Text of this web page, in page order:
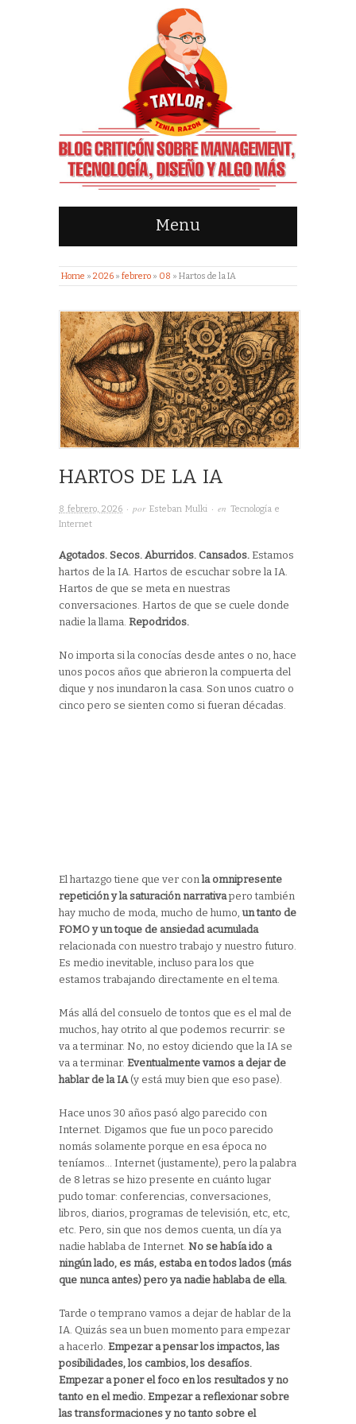
Menu
Home » 2026 » febrero » 08 » Hartos de la IA
HARTOS DE LA IA
8 febrero, 2026 · por Esteban Mulki · en Tecnología e
Internet
Agotados. Secos. Aburridos. Cansados. Estamos
hartos de la IA. Hartos de escuchar sobre la IA.
Hartos de que se meta en nuestras
conversaciones. Hartos de que se cuele donde
nadie la llama. Repodridos.
No importa si la conocías desde antes o no, hace
unos pocos años que abrieron la compuerta del
dique y nos inundaron la casa. Son unos cuatro o
cinco pero se sienten como si fueran décadas.
El hartazgo tiene que ver con la omnipresente
repetición y la saturación narrativa pero también
hay mucho de moda, mucho de humo, un tanto de
FOMO y un toque de ansiedad acumulada
relacionada con nuestro trabajo y nuestro futuro.
Es medio inevitable, incluso para los que
estamos trabajando directamente en el tema.
Más allá del consuelo de tontos que es el mal de
muchos, hay otrito al que podemos recurrir: se
va a terminar. No, no estoy diciendo que la IA se
va a terminar. Eventualmente vamos a dejar de
hablar de la IA (y está muy bien que eso pase).
Hace unos 30 años pasó algo parecido con
Internet. Digamos que fue un poco parecido
nomás solamente porque en esa época no
teníamos… Internet (justamente), pero la palabra
de 8 letras se hizo presente en cuánto lugar
pudo tomar: conferencias, conversaciones,
libros, diarios, programas de televisión, etc, etc,
etc. Pero, sin que nos demos cuenta, un día ya
nadie hablaba de Internet. No se había ido a
ningún lado, es más, estaba en todos lados (más
que nunca antes) pero ya nadie hablaba de ella.
Tarde o temprano vamos a dejar de hablar de la
IA. Quizás sea un buen momento para empezar
a hacerlo. Empezar a pensar los impactos, las
posibilidades, los cambios, los desafíos.
Empezar a poner el foco en los resultados y no
tanto en el medio. Empezar a reflexionar sobre
las transformaciones y no tanto sobre el